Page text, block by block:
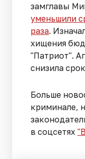
замглавы
уменьшили
раза.
хищения
"Патриот".
снизила
Больше
криминале,
в соцсетях